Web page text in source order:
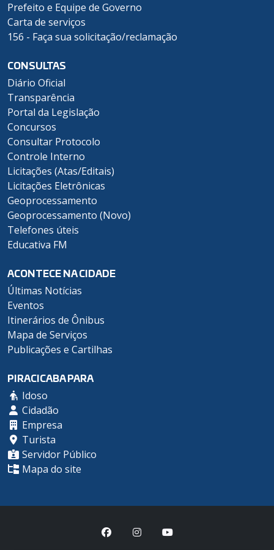
Prefeito e Equipe de Governo
Carta de serviços
156 - Faça sua solicitação/reclamação
CONSULTAS
Diário Oficial
Transparência
Portal da Legislação
Concursos
Consultar Protocolo
Controle Interno
Licitações (Atas/Editais)
Licitações Eletrônicas
Geoprocessamento
Geoprocessamento (Novo)
Telefones úteis
Educativa FM
ACONTECE NA CIDADE
Últimas Notícias
Eventos
Itinerários de Ônibus
Mapa de Serviços
Publicações e Cartilhas
PIRACICABA PARA
Idoso
Cidadão
Empresa
Turista
Servidor Público
Mapa do site